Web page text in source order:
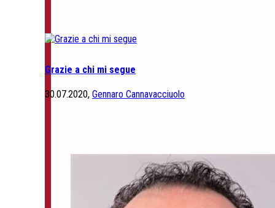
Grazie a chi mi segue
30.07.2020, Gennaro Cannavacciuolo